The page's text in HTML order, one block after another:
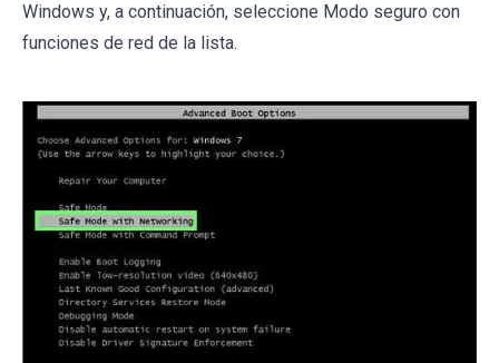
Windows y, a continuación, seleccione Modo seguro con
funciones de red de la lista.